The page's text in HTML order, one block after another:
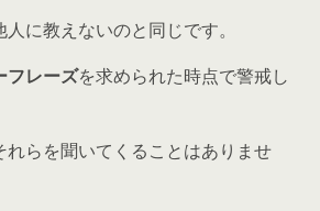
に教えないのと同じです。
フレーズを求められた時点で警戒し
れらを聞いてくることはありませ